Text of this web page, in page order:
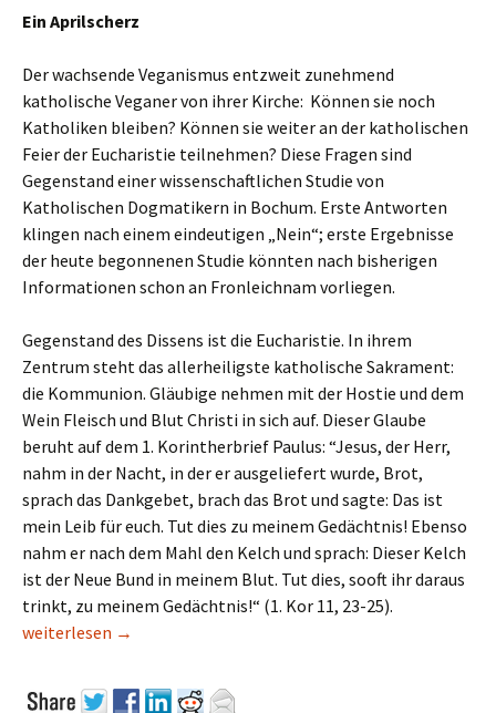
Ein Aprilscherz
Der wachsende Veganismus entzweit zunehmend
katholische Veganer von ihrer Kirche: Können sie noch
Katholiken bleiben? Können sie weiter an der katholischen
Feier der Eucharistie teilnehmen? Diese Fragen sind
Gegenstand einer wissenschaftlichen Studie von
Katholischen Dogmatikern in Bochum. Erste Antworten
klingen nach einem eindeutigen „Nein“; erste Ergebnisse
der heute begonnenen Studie könnten nach bisherigen
Informationen schon an Fronleichnam vorliegen.
Gegenstand des Dissens ist die Eucharistie. In ihrem
Zentrum steht das allerheiligste katholische Sakrament:
die Kommunion. Gläubige nehmen mit der Hostie und dem
Wein Fleisch und Blut Christi in sich auf. Dieser Glaube
beruht auf dem 1. Korintherbrief Paulus: “Jesus, der Herr,
nahm in der Nacht, in der er ausgeliefert wurde, Brot,
sprach das Dankgebet, brach das Brot und sagte: Das ist
mein Leib für euch. Tut dies zu meinem Gedächtnis! Ebenso
nahm er nach dem Mahl den Kelch und sprach: Dieser Kelch
ist der Neue Bund in meinem Blut. Tut dies, sooft ihr daraus
trinkt, zu meinem Gedächtnis!“ (1. Kor 11, 23-25).
Können Veganer Katholiken sein?
weiterlesen →